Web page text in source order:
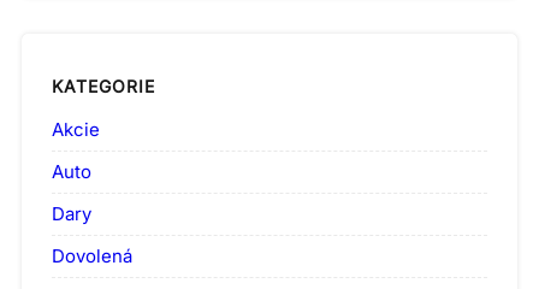
KATEGORIE
Akcie
Auto
Dary
Dovolená